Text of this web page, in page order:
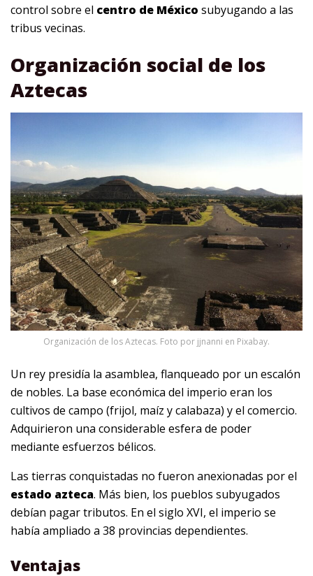
control sobre el centro de México subyugando a las
tribus vecinas.
Organización social de los
Aztecas
Organización de los Aztecas. Foto por jjnanni en Pixabay.
Un rey presidía la asamblea, flanqueado por un escalón
de nobles. La base económica del imperio eran los
cultivos de campo (frijol, maíz y calabaza) y el comercio.
Adquirieron una considerable esfera de poder
mediante esfuerzos bélicos.
Las tierras conquistadas no fueron anexionadas por el
estado azteca. Más bien, los pueblos subyugados
debían pagar tributos. En el siglo XVI, el imperio se
había ampliado a 38 provincias dependientes.
Ventajas